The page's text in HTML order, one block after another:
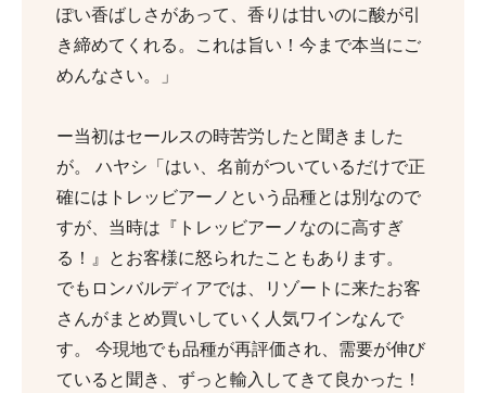
ぽい香ばしさがあって、香りは甘いのに酸が引
き締めてくれる。これは旨い！今まで本当にご
めんなさい。」
ー当初はセールスの時苦労したと聞きました
が。 ハヤシ「はい、名前がついているだけで正
確にはトレッビアーノという品種とは別なので
すが、当時は『トレッビアーノなのに高すぎ
る！』とお客様に怒られたこともあります。
でもロンバルディアでは、リゾートに来たお客
さんがまとめ買いしていく人気ワインなんで
す。 今現地でも品種が再評価され、需要が伸び
ていると聞き、ずっと輸入してきて良かった！